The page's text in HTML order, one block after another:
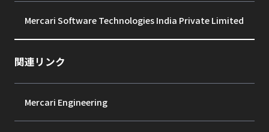
Mercari Software Technologies India Private Limited
関連リンク
Mercari Engineering